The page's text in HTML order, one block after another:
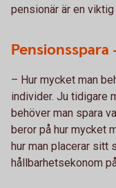
pensionär är en
– Hur mycket man
individer. Ju tidigare
behöver man spara
beror på hur mycket
hur man placerar sitt
hållbarhetsekonom